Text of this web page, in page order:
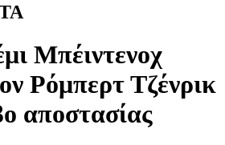
Μπέιντενοχ
Ρόμπερτ Τζένρικ
αποστασίας